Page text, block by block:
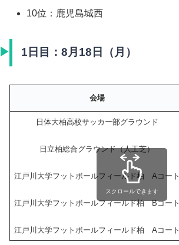
10位：鹿児島城西
1日目：8月18日（月）
会場
日体大柏高校サッカー部グラウンド
日立柏総合グラウンド（人工芝）
江戸川大学フットボールフィールド柏 Aコート
江戸川大学フットボールフィールド柏 Bコート
江戸川大学フットボールフィールド柏 Aコート
スクロールできます